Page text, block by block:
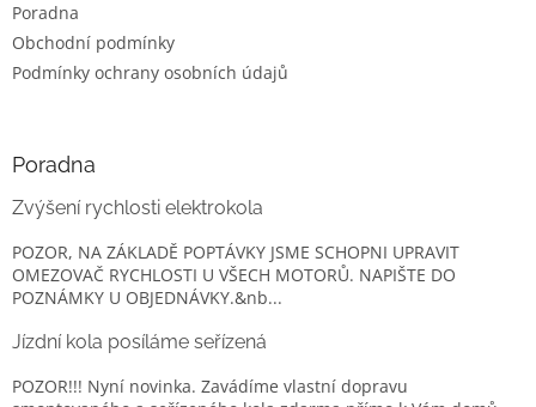
Poradna
Obchodní podmínky
Podmínky ochrany osobních údajů
Poradna
Zvýšení rychlosti elektrokola
POZOR, NA ZÁKLADĚ POPTÁVKY JSME SCHOPNI UPRAVIT
OMEZOVAČ RYCHLOSTI U VŠECH MOTORŮ. NAPIŠTE DO
POZNÁMKY U OBJEDNÁVKY.&nb...
Jízdní kola posíláme seřízená
POZOR!!! Nyní novinka. Zavádíme vlastní dopravu